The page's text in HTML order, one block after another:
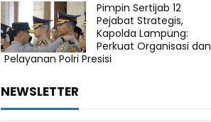
Pimpin Sertijab 12
Pejabat Strategis,
Kapolda Lampung:
Perkuat Organisasi dan
Pelayanan Polri Presisi
NEWSLETTER